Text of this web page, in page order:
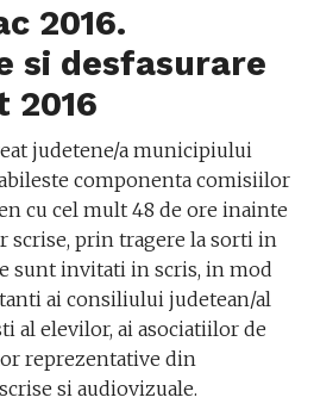
2016.
si desfasurare
2016
judetene/a municipiului
componenta comisiilor
cu cel mult 48 de ore inainte
scrise, prin tragere la sorti in
sunt invitati in scris, in mod
ai consiliului judetean/al
al elevilor, ai asociatiilor de
reprezentative din
si audiovizuale.